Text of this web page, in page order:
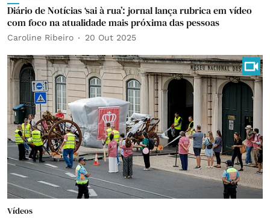
Diário de Notícias ‘sai à rua’: jornal lança rubrica em vídeo
com foco na atualidade mais próxima das pessoas
Caroline Ribeiro 20 Out 2025
Vídeos